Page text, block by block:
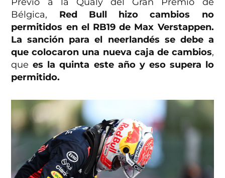
Bélgica, Red Bull hizo cambios no
permitidos en el RB19 de Max Verstappen.
La sanción para el neerlandés se debe a
que colocaron una nueva caja de cambios,
quees la quinta este año y eso supera lo
permitido.